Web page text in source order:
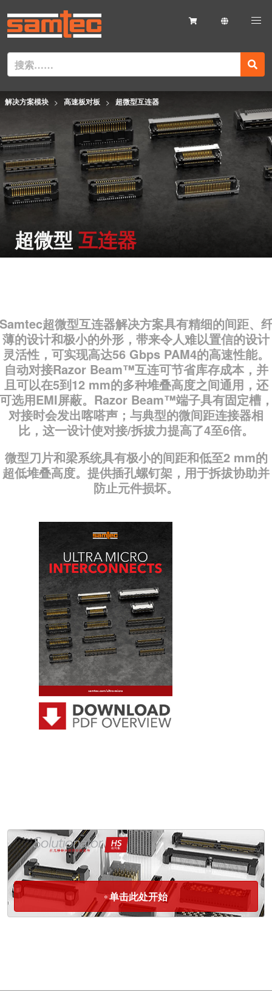
解决方案模块 高速板对板 超微型互连器
超微型 互连器
超微型互连器解决方案具有精细的间距、
薄的设计和极小的外形，带来令人难以置信的设计
灵活性，可实现高达56 Gbps PAM4的高速性能。
自动对接Razor Beam™互连可节省库存成本，并
且可以在5到12 mm的多种堆叠高度之间通用，还
选用EMI屏蔽。Razor Beam™端子具有固定槽
对接时会发出喀嗒声；与典型的微间距连接器相
比，这一设计使对接/拆拔力提高了4至6倍。
微型刀片和梁系统具有极小的间距和低至2 mm的
超低堆叠高度。提供插孔螺钉架，用于拆拔协助并
防止元件损坏。
单击此处开始